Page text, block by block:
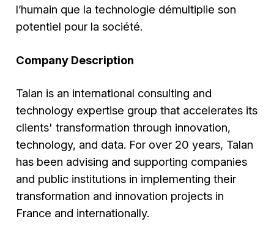
l’humain que la technologie démultiplie son
potentiel pour la société.
Company Description
Talan is an international consulting and
technology expertise group that accelerates its
clients' transformation through innovation,
technology, and data. For over 20 years, Talan
has been advising and supporting companies
and public institutions in implementing their
transformation and innovation projects in
France and internationally.